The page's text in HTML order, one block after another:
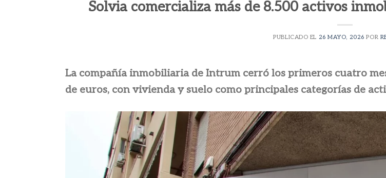
Solvia comercializa más de 8.500 activos
PUBLICADO EL 26 MAYO, 2026 POR
La compañía inmobiliaria de Intrum cerró los primeros cuatro
de euros, con vivienda y suelo como principales categorías de